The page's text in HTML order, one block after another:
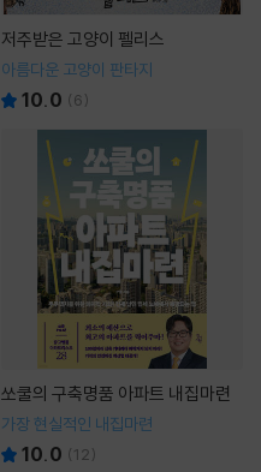
저주받은 고양이 펠리스
아름다운 고양이 판타지
10.0 (6)
쏘쿨의 구축명품 아파트 내집마련
가장 현실적인 내집마련
10.0 (12)